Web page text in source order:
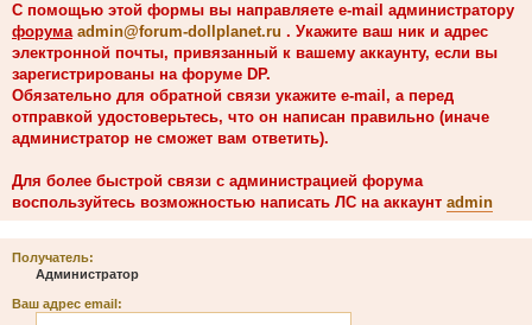
С помощью этой формы вы направляете e-mail администратору
форума admin@forum-dollplanet.ru . Укажите ваш ник и адрес
электронной почты, привязанный к вашему аккаунту, если вы
зарегистрированы на форуме DP.
Обязательно для обратной связи укажите e-mail, а перед
отправкой удостоверьтесь, что он написан правильно (иначе
администратор не сможет вам ответить).
Для более быстрой связи с администрацией форума
воспользуйтесь возможностью написать ЛС на аккаунт admin
Получатель:
Администратор
Ваш адрес email: